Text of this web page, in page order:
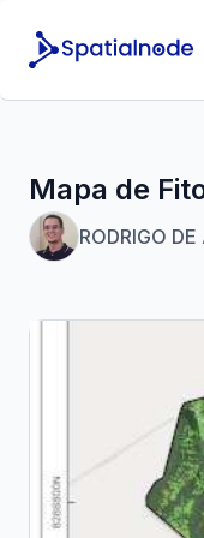
Mapa de
RODRIGO